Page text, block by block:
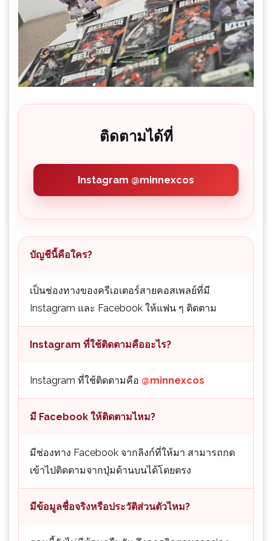
ติดตามได้ที่
Instagram @minnexcos
บัญชีนี้คือใคร?
เป็นช่องทางของครีเอเตอร์สายคอสเพลย์ที่มี
Instagram และ Facebook ให้แฟน ๆ ติดตาม
Instagram ที่ใช้ติดตามคืออะไร?
Instagram ที่ใช้ติดตามคือ @minnexcos
มี Facebook ให้ติดตามไหม?
มีช่องทาง Facebook จากลิงก์ที่ให้มา สามารถกด
เข้าไปติดตามจากปุ่มด้านบนได้โดยตรง
มีข้อมูลชื่อจริงหรือประวัติส่วนตัวไหม?